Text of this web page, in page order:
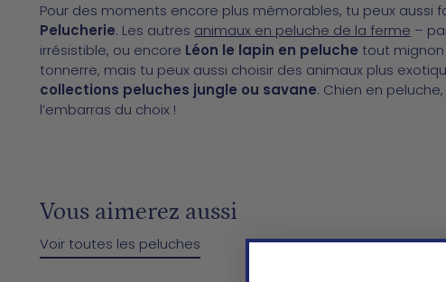
Pour des moments encore plus mémorables, tu peux aussi
Pelucherie. Les autres animaux en peluche de la ferme –
irrésistible, ou encore Léon le lapin en peluche tout
tonnerre, mais tu peux aussi choisir des animaux plus
collections peluches jungle ou savane. Chien en
l’embarras du choix !
Vous aimerez aussi
Voir toutes les peluches